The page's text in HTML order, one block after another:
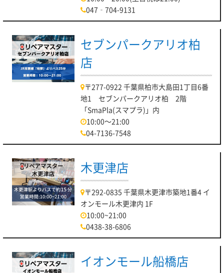
047‐704-9131
セブンパークアリオ柏
店
〒277-0922 千葉県柏市大島田1丁目6番
地1 セブンパークアリオ柏 2階
「SmaPla(スマプラ)」内
10:00～21:00
04-7136-7548
木更津店
〒292-0835 千葉県木更津市築地1番4 イ
オンモール木更津内 1F
10:00~21:00
0438-38-6806
イオンモール船橋店